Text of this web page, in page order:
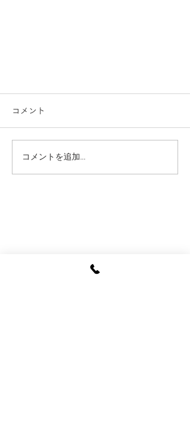
予約について
コメント
コメントを追加…